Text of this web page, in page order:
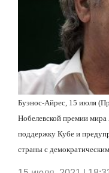
Буэнос-Айрес, 15 июля
Нобелевской премии
поддержку Кубе и
страны с